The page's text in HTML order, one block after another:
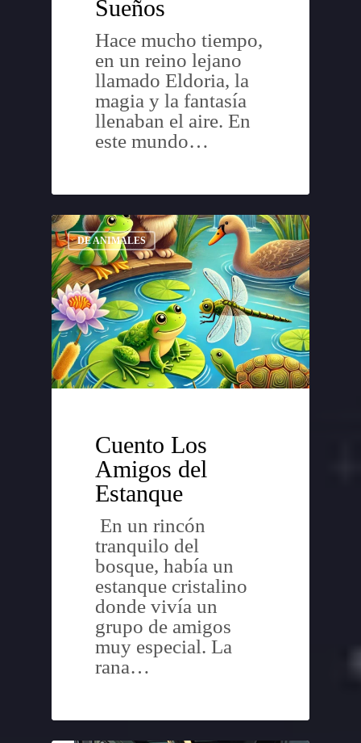
Sueños
Hace mucho tiempo,
en un reino lejano
llamado Eldoria, la
magia y la fantasía
llenaban el aire. En
este mundo…
DE ANIMALES
Cuento Los
Amigos del
Estanque
En un rincón
tranquilo del
bosque, había un
estanque cristalino
donde vivía un
grupo de amigos
muy especial. La
rana…